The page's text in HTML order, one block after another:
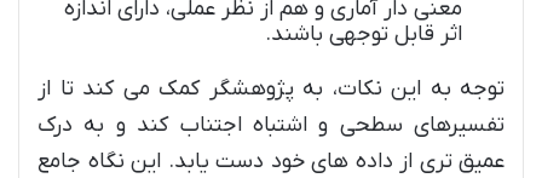
معنی دار آماری و هم از نظر عملی، دارای اندازه
اثر قابل توجهی باشند.
توجه به این نکات، به پژوهشگر کمک می کند تا از
تفسیرهای سطحی و اشتباه اجتناب کند و به درک
عمیق تری از داده های خود دست یابد. این نگاه جامع